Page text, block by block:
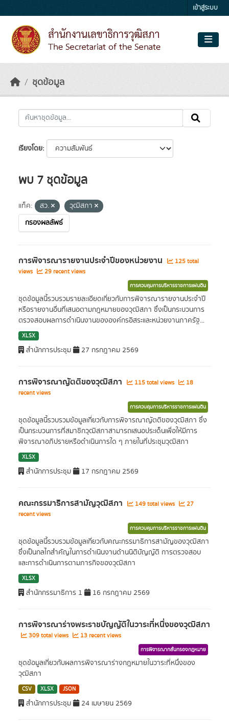
เข้าสู่ระบบ
ชุดข้อมูล
เรียงโดย
พบ 7 ชุดข้อมูล
แท็ค: สว.
วุฒิสภา
กรองผลลัพธ์
การพิจารณารายงานประจำปีของหน่วยงาน
125 total
views
29 recent views
การควบคุมการบริหารราชการแผ่นดิน
ชุดข้อมูลนี้รวบรวมรายละเอียดเกี่ยวกับการพิจารณารายงานประจำปี
หรือรายงานอื่นที่เสนอตามกฎหมายของวุฒิสภา ซึ่งเป็นกระบวนการ
ตรวจสอบผลการดำเนินงานขององค์กรอิสระและหน่วยงานภาครัฐ...
XLSX
สำนักการประชุม 27 กรกฎาคม 2569
การพิจารณาญัตติของวุฒิสภา 115 total views
18
recent views
การควบคุมการบริหารราชการแผ่นดิน
ชุดข้อมูลนี้รวบรวมข้อมูลเกี่ยวกับการพิจารณาญัตติของวุฒิสภา ซึ่ง
เป็นกระบวนการที่สมาชิกวุฒิสภาสามารถเสนอประเด็นเพื่อให้มีการ
พิจารณาอภิปรายหรือดำเนินการใด ๆ ภายในที่ประชุมวุฒิสภา
XLSX
สำนักการประชุม 17 กรกฎาคม 2569
คณะกรรมาธิการสามัญวุฒิสภา 149 total views
27
recent views
การควบคุมการบริหารราชการแผ่นดิน
ชุดข้อมูลนี้รวบรวมข้อมูลเกี่ยวกับคณะกรรมาธิการสามัญของวุฒิสภา
ซึ่งเป็นกลไกสำคัญในการดำเนินงานด้านนิติบัญญัติ การตรวจสอบ
และการดำเนินการตามภารกิจของวุฒิสภา
XLSX
สำนักกรรมาธิการ 1 16 กรกฎาคม 2569
การพิจารณาร่างพระราชบัญญัติในวาระที่หนึ่งของวุฒิสภา
309 total views 13 recent views
การพิจารณากลั่นกรองกฎหมาย
ชุดข้อมูลเกี่ยวกับผลการพิจารณาร่างกฎหมายในวาระที่หนึ่งของ
วุฒิสภา
CSV XLSX JSON
สำนักการประชุม 24 เมษายน 2569